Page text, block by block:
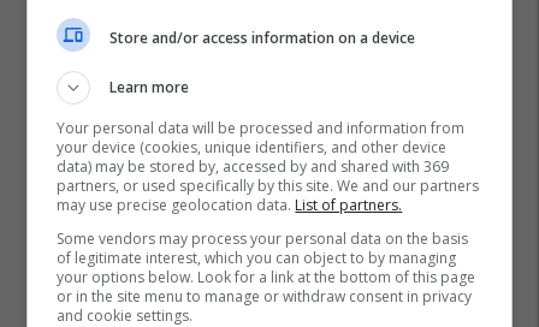
Store and/or access information on a device
Learn more
Your personal data will be processed and information from
your device (cookies, unique identifiers, and other device
data) may be stored by, accessed by and shared with 369
partners, or used specifically by this site. We and our partners
may use precise geolocation data. List of partners.
Some vendors may process your personal data on the basis
of legitimate interest, which you can object to by managing
your options below. Look for a link at the bottom of this page
or in the site menu to manage or withdraw consent in privacy
and cookie settings.